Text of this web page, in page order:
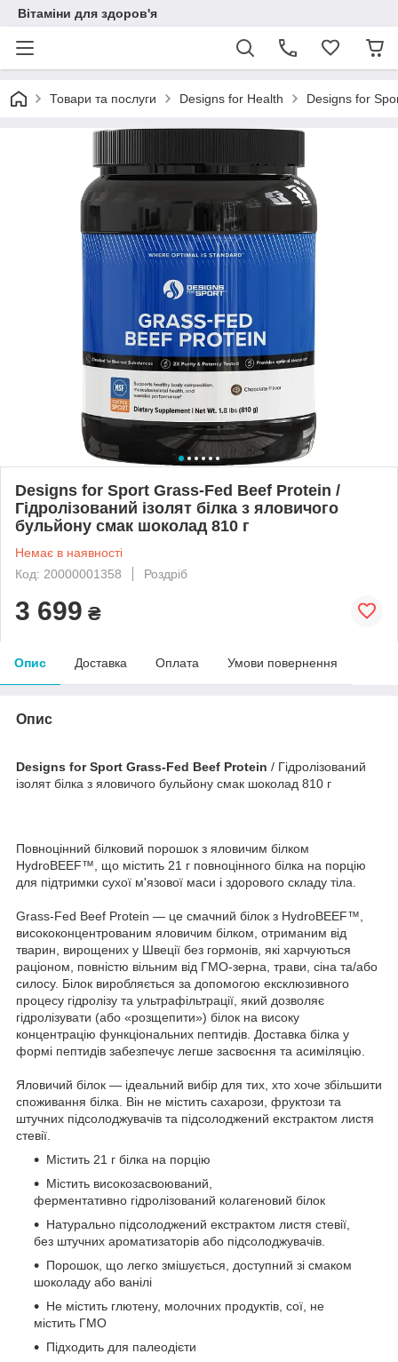
Вітаміни для здоров'я
Товари та послуги Designs for Health Designs for
Designs for Sport Grass-Fed Beef Protein /
Гідролізований ізолят білка з яловичого
бульйону смак шоколад 810 г
Немає в наявності
Код: 20000001358
Роздріб
3 699 ₴
Опис Доставка Оплата Умови повернення
Опис
Designs for Sport Grass-Fed Beef Protein / Гідролізований
ізолят білка з яловичого бульйону смак шоколад 810 г
Повноцінний білковий порошок з яловичим білком
HydroBEEF™, що містить 21 г повноцінного білка на порцію
для підтримки сухої м'язової маси і здорового складу тіла.
Grass-Fed Beef Protein — це смачний білок з HydroBEEF™,
висококонцентрованим яловичим білком, отриманим від
тварин, вирощених у Швеції без гормонів, які харчуються
раціоном, повністю вільним від ГМО-зерна, трави, сіна та/або
силосу. Білок виробляється за допомогою ексклюзивного
процесу гідролізу та ультрафільтрації, який дозволяє
гідролізувати (або «розщепити») білок на високу
концентрацію функціональних пептидів. Доставка білка у
формі пептидів забезпечує легше засвоєння та асиміляцію.
Яловичий білок — ідеальний вибір для тих, хто хоче збільшити
споживання білка. Він не містить сахарози, фруктози та
штучних підсолоджувачів та підсолоджений екстрактом листя
стевії.
Містить 21 г білка на порцію
Містить високозасвоюваний,
ферментативно гідролізований колагеновий білок
Натурально підсолоджений екстрактом листя стевії,
без штучних ароматизаторів або підсолоджувачів.
Порошок, що легко змішується, доступний зі смаком
шоколаду або ванілі
Не містить глютену, молочних продуктів, сої, не
містить ГМО
Підходить для палеодієти